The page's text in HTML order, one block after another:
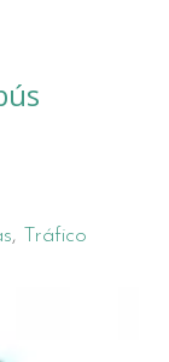
, Tráfico